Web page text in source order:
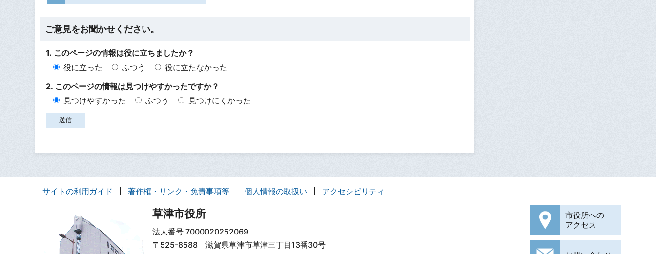
ご意見をお聞かせください。
1. このページの情報は役に立ちましたか？
役に立った
ふつう
役に立たなかった
2. このページの情報は見つけやすかったですか？
見つけやすかった
ふつう 見つけにくかった
サイトの利用ガイド 著作権・リンク・免責事項等 個人情報の取扱い アクセシビリティ
草津市役所
法人番号 7000020252069
〒525-8588 滋賀県草津市草津三丁目13番30号
市役所への
アクセス